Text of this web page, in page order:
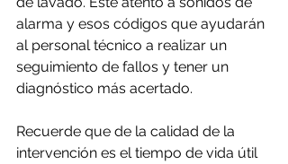
alarma y esos códigos que ayudarán
al personal técnico a realizar un
seguimiento de fallos y tener un
diagnóstico más acertado.
Recuerde que de la calidad de la
intervención es el tiempo de vida útil